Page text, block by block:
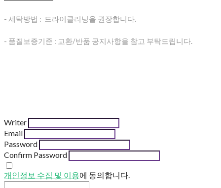
- 세탁방법 : 드라이클리닝을 권장합니다.
- 품질보증기준 : 교환/반품 공지사항을 참고 부탁드립니다.
Writer
Email
Password
Confirm Password
개인정보 수집 및 이용에 동의합니다.